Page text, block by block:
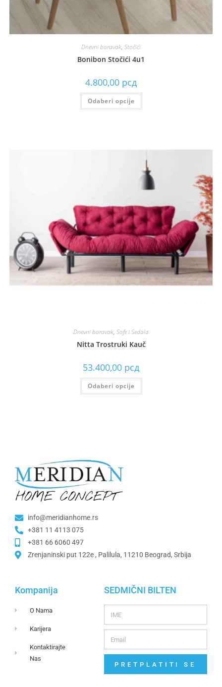
Dnevni boravak, Stočići
Bonibon Stočići 4u1
4.800,00 рсд
Odaberi opcije
Dnevni boravak, Sofe i Sedala
Nitta Trostruki Kauč
53.400,00 рсд
Odaberi opcije
info@meridianhome.rs
+381 11 4113 075
+381 66 6060 497
Zrenjaninski put 122e , Palilula, 11210 Beograd, Srbija
Kompanija
O Nama
Karijera
Kontaktirajte
Nas
SEDMIČNI BILTEN
PRETPLATITI SE